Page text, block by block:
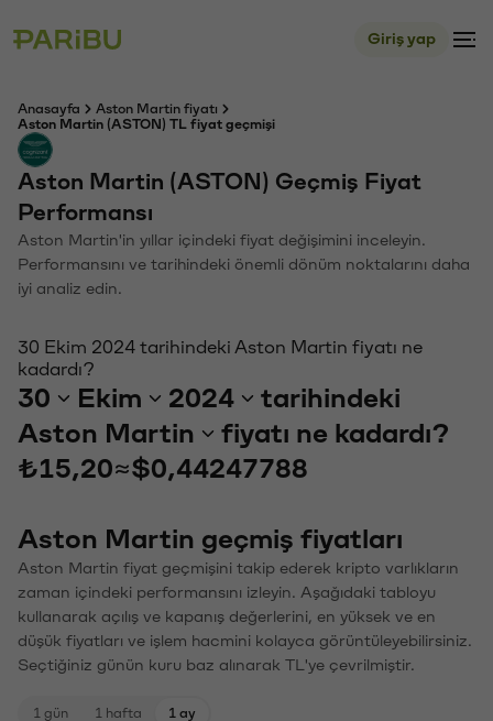
Giriş yap
Anasayfa
Aston Martin fiyatı
Aston Martin (ASTON) TL fiyat geçmişi
Aston Martin (ASTON) Geçmiş Fiyat
Performansı
Aston Martin'in yıllar içindeki fiyat değişimini inceleyin.
Performansını ve tarihindeki önemli dönüm noktalarını daha
iyi analiz edin.
30 Ekim 2024 tarihindeki Aston Martin fiyatı ne
kadardı?
30 Ekim 2024
tarihindeki
Aston Martin
fiyatı ne kadardı?
₺15,20≈$0,44247788
Aston Martin geçmiş fiyatları
Aston Martin fiyat geçmişini takip ederek kripto varlıkların
zaman içindeki performansını izleyin. Aşağıdaki tabloyu
kullanarak açılış ve kapanış değerlerini, en yüksek ve en
düşük fiyatları ve işlem hacmini kolayca görüntüleyebilirsiniz.
Seçtiğiniz günün kuru baz alınarak TL'ye çevrilmiştir.
1 gün 1 hafta 1 ay